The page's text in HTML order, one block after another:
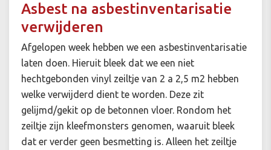
Asbest na asbestinventarisatie
verwijderen
Afgelopen week hebben we een asbestinventarisatie
laten doen. Hieruit bleek dat we een niet
hechtgebonden vinyl zeiltje van 2 a 2,5 m2 hebben
welke verwijderd dient te worden. Deze zit
gelijmd/gekit op de betonnen vloer. Rondom het
zeiltje zijn kleefmonsters genomen, waaruit bleek
dat er verder geen besmetting is. Alleen het zeiltje